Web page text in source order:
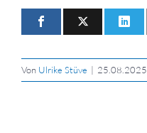
Von Ulrike Stüve | 25.08.2025